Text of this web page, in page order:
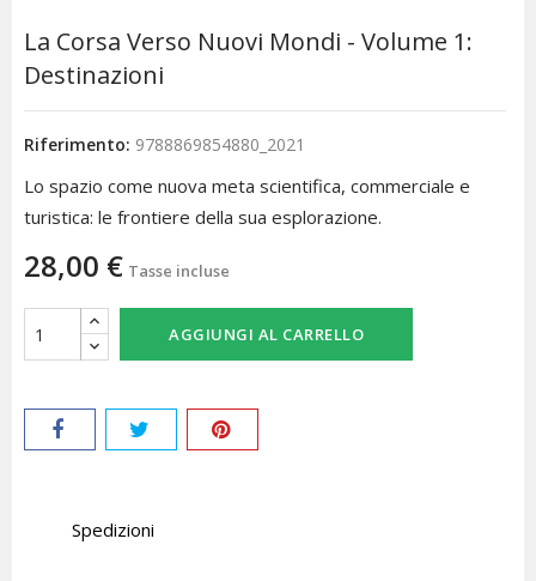
La Corsa Verso Nuovi Mondi - Volume 1:
Destinazioni
Riferimento: 9788869854880_2021
Lo spazio come nuova meta scientifica, commerciale e
turistica: le frontiere della sua esplorazione.
28,00 € Tasse incluse
AGGIUNGI AL CARRELLO
Spedizioni